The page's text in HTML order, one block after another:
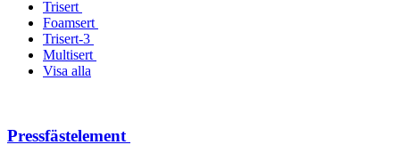
Trisert
Foamsert
Trisert-3
Multisert
Visa alla
Pressfästelement